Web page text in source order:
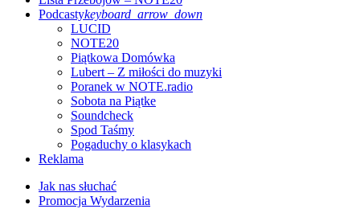
Podcastykeyboard_arrow_down
LUCID
NOTE20
Piątkowa Domówka
Lubert – Z miłości do muzyki
Poranek w NOTE.radio
Sobota na Piątke
Soundcheck
Spod Taśmy
Pogaduchy o klasykach
Reklama
Jak nas słuchać
Promocja Wydarzenia